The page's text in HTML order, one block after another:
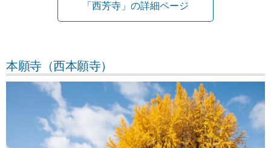
「西芳寺」の詳細ページ
本願寺（西本願寺）